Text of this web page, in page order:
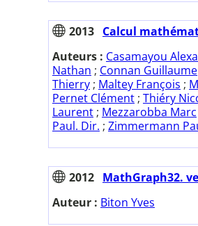
2013 Calcul
Auteurs : Casamayou
Nathan ; Connan Guillaume
Thierry ; Maltey François ;
Pernet Clément ; Thiéry
Laurent ; Mezzarobba Marc
Paul. Dir. ; Zimmermann
2012 MathGraph32.
Auteur : Biton Yves